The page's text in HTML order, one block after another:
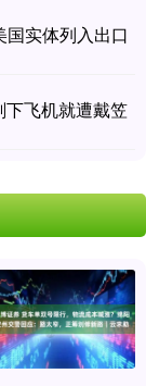
实体列入出口
飞机就遭戴笠